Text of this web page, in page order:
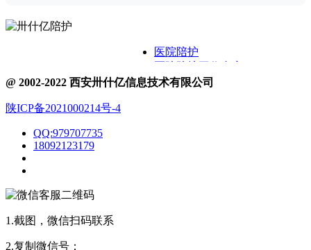
医院陪护
关于卅什亿
@ 2002-2022 西安卅什亿信息技术有限公司
陕ICP备2021000214号-4
QQ:979707735
18092123179
1.截图，微信扫码联系
2.复制微信号：